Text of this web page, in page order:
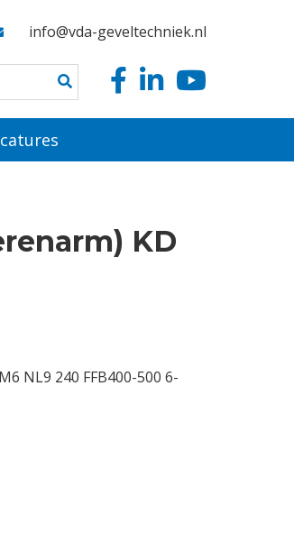
info@vda-geveltechniek.nl
KD
NL9 240 FFB400-500 6-